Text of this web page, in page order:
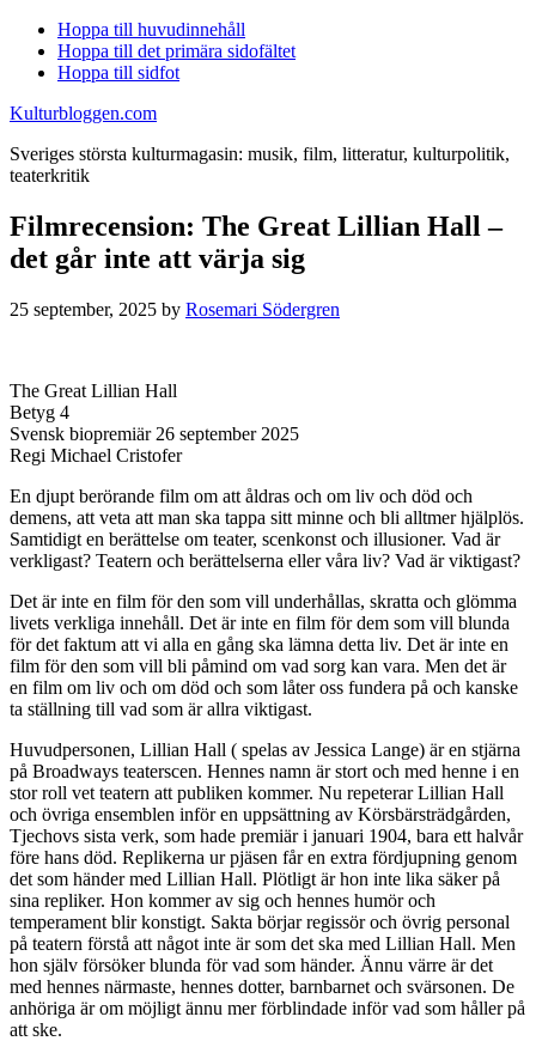
Hoppa till huvudinnehåll
Hoppa till det primära sidofältet
Hoppa till sidfot
Kulturbloggen.com
Sveriges största kulturmagasin: musik, film, litteratur, kulturpolitik,
teaterkritik
Filmrecension: The Great Lillian Hall –
det går inte att värja sig
25 september, 2025 by Rosemari Södergren
The Great Lillian Hall
Betyg 4
Svensk biopremiär 26 september 2025
Regi Michael Cristofer
En djupt berörande film om att åldras och om liv och död och
demens, att veta att man ska tappa sitt minne och bli alltmer hjälplös.
Samtidigt en berättelse om teater, scenkonst och illusioner. Vad är
verkligast? Teatern och berättelserna eller våra liv? Vad är viktigast?
Det är inte en film för den som vill underhållas, skratta och glömma
livets verkliga innehåll. Det är inte en film för dem som vill blunda
för det faktum att vi alla en gång ska lämna detta liv. Det är inte en
film för den som vill bli påmind om vad sorg kan vara. Men det är
en film om liv och om död och som låter oss fundera på och kanske
ta ställning till vad som är allra viktigast.
Huvudpersonen, Lillian Hall ( spelas av Jessica Lange) är en stjärna
på Broadways teaterscen. Hennes namn är stort och med henne i en
stor roll vet teatern att publiken kommer. Nu repeterar Lillian Hall
och övriga ensemblen inför en uppsättning av Körsbärsträdgården,
Tjechovs sista verk, som hade premiär i januari 1904, bara ett halvår
före hans död. Replikerna ur pjäsen får en extra fördjupning genom
det som händer med Lillian Hall. Plötligt är hon inte lika säker på
sina repliker. Hon kommer av sig och hennes humör och
temperament blir konstigt. Sakta börjar regissör och övrig personal
på teatern förstå att något inte är som det ska med Lillian Hall. Men
hon själv försöker blunda för vad som händer. Ännu värre är det
med hennes närmaste, hennes dotter, barnbarnet och svärsonen. De
anhöriga är om möjligt ännu mer förblindade inför vad som håller på
att ske.